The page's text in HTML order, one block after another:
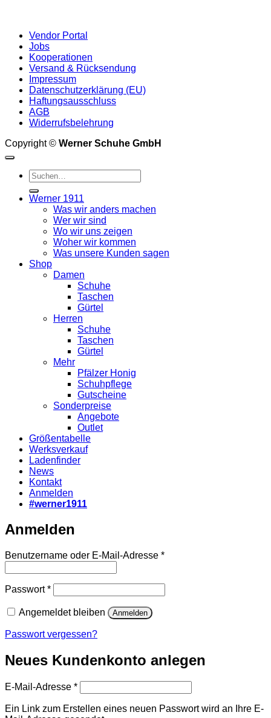
Vendor Portal
Jobs
Kooperationen
Versand & Rücksendung
Impressum
Datenschutzerklärung (EU)
Haftungsausschluss
AGB
Widerrufsbelehrung
Copyright © Werner Schuhe GmbH
Suche
nach:
Werner 1911
Was wir anders machen
Wer wir sind
Wo wir uns zeigen
Woher wir kommen
Was unsere Kunden sagen
Shop
Damen
Schuhe
Taschen
Gürtel
Herren
Schuhe
Taschen
Gürtel
Mehr
Pfälzer Honig
Schuhpflege
Gutscheine
Sonderpreise
Angebote
Outlet
Größentabelle
Werksverkauf
Ladenfinder
News
Kontakt
Anmelden
#werner1911
Anmelden
Benutzername oder E-Mail-Adresse *Erforderlich
Passwort*Erforderlich
Angemeldet bleiben Anmelden
Passwort vergessen?
Neues Kundenkonto anlegen
E-Mail-Adresse *Erforderlich
Ein Link zum Erstellen eines neuen Passwort wird an Ihre E-